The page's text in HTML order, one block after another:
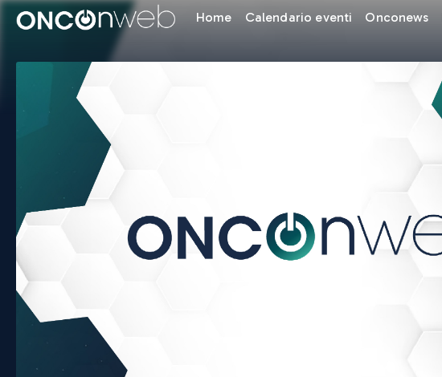
Home Calendario eventi Onconews